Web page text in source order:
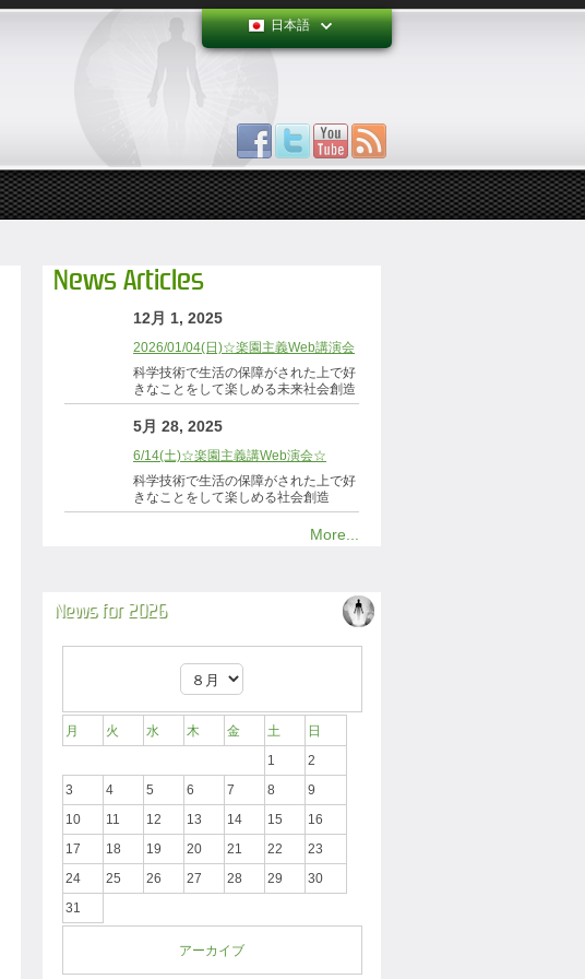
日本語
News Articles
12月 1, 2025
2026/01/04(日)☆楽園主義Web講演会
科学技術で生活の保障がされた上で好
きなことをして楽しめる未来社会創造
5月 28, 2025
6/14(土)☆楽園主義講Web演会☆
科学技術で生活の保障がされた上で好
きなことをして楽しめる社会創造
More...
News for 2026
月 火 水 木 金 土
日
1
2
3
4 5 6 7 8
9
10
11 12 13 14 15
16
17
18 19 20 21 22
23
24
25 26 27 28 29
30
31
アーカイブ